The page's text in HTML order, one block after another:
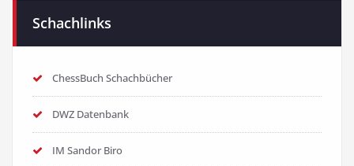
Schachlinks
ChessBuch Schachbücher
DWZ Datenbank
IM Sandor Biro